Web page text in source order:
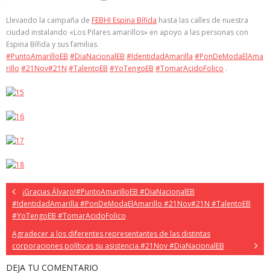
Llevando la campaña de FEBHI Espina Bífida hasta las calles de nuestra
ciudad instalando «Los Pilares amarillos» en apoyo a las personas con
Espina Bífida y sus familias.
#PuntoAmarilloEB #DiaNacionalEB #IdentidadAmarilla #PonDeModaElAma
rillo #21Nov#21N #TalentoEB #YoTengoEB #TomarAcidoFolico .
¡Gracias Álvaro!#PuntoAmarilloEB #DiaNacionalEB
#IdentidadAmarilla #PonDeModaElAmarillo #21Nov#21N #TalentoEB
#YoTengoEB #TomarAcidoFolico
Agradecer a los diferentes representantes de las distintas
corporaciones políticas su asistencia.#21Nov #DiaNacionalEB
DEJA TU COMENTARIO